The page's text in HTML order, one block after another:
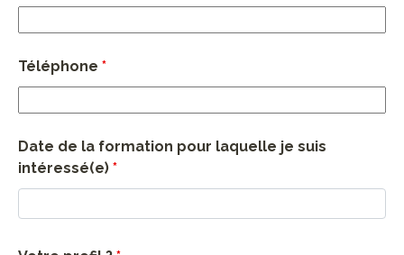
Téléphone *
Date de la formation pour laquelle je suis
intéressé(e) *